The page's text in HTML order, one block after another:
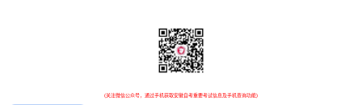
(关注微信公众号，通过手机获取安徽自考重要考试信息及手机查询功能)